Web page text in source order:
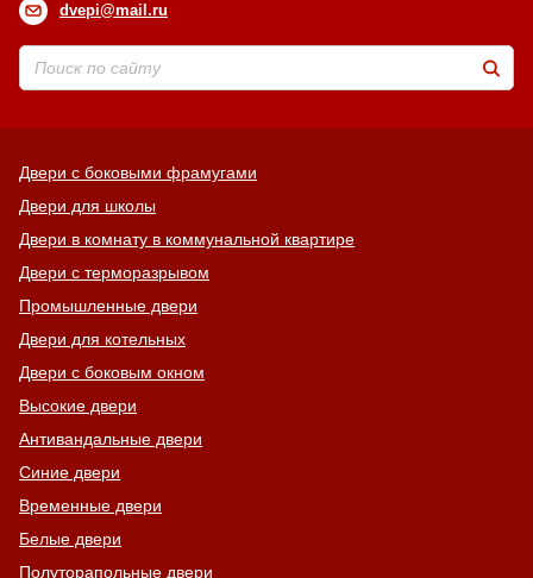
dvepi@mail.ru
Двери с боковыми фрамугами
Двери для школы
Двери в комнату в коммунальной квартире
Двери с терморазрывом
Промышленные двери
Двери для котельных
Двери с боковым окном
Высокие двери
Антивандальные двери
Синие двери
Временные двери
Белые двери
Полуторапольные двери